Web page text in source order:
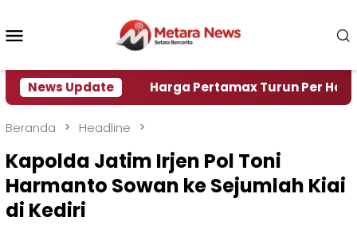
konten
News Update
Air Harga Pertamax Turun Per Hari Ini,
Beranda Headline
Kapolda Jatim Irjen Pol Toni
Harmanto Sowan ke Sejumlah Kiai
di Kediri